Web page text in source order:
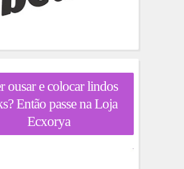
ousar e colocar lindos
Então passe na Loja
Ecxorya